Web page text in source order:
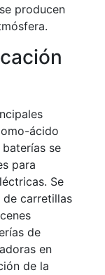
producen
ácido
se
para
Se
de carretillas
de
en
de la